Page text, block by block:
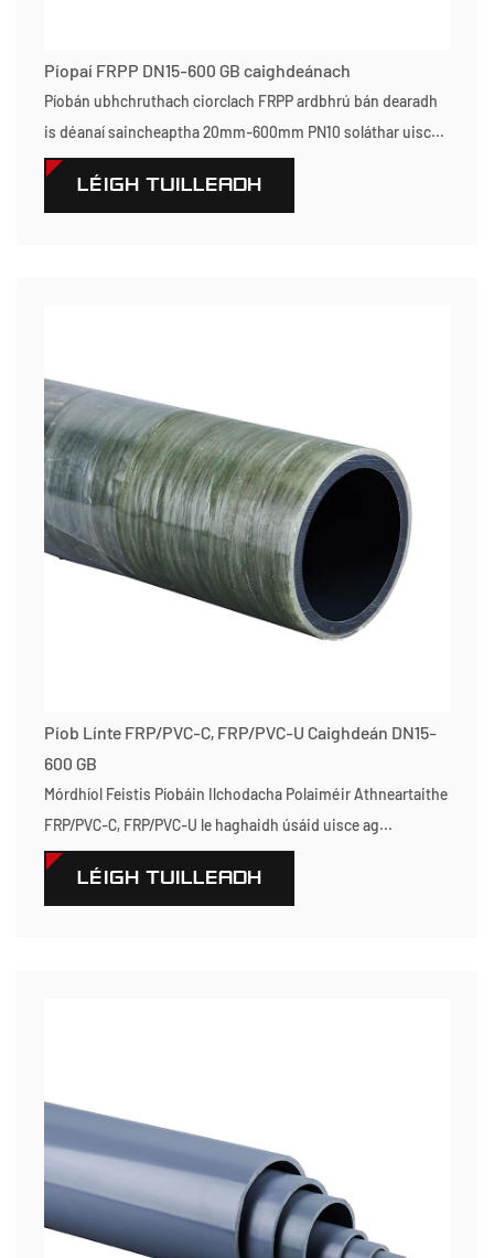
Píopaí FRPP DN15-600 GB caighdeánach
Píobán ubhchruthach ciorclach FRPP ardbhrú bán dearadh
is déanaí saincheaptha 20mm-600mm PN10 soláthar uisc...
LÉIGH TUILLEADH
Píob Línte FRP/PVC-C, FRP/PVC-U Caighdeán DN15-
600 GB
Mórdhíol Feistis Píobáin Ilchodacha Polaiméir Athneartaithe
FRP/PVC-C, FRP/PVC-U le haghaidh úsáid uisce ag...
LÉIGH TUILLEADH